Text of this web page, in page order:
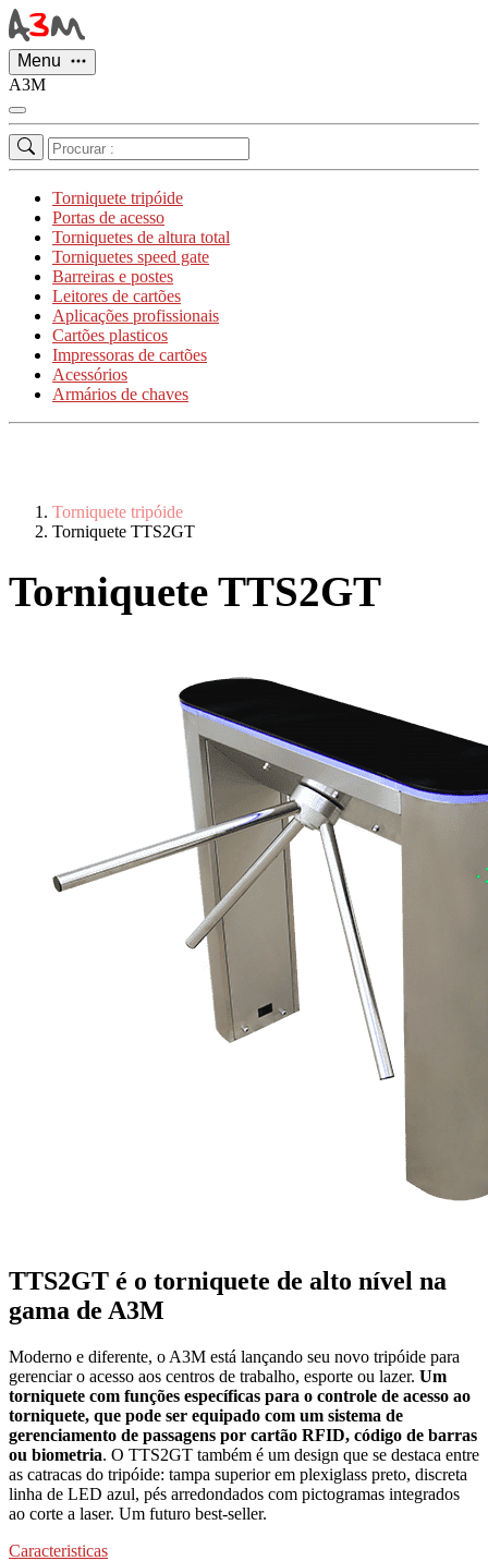
Menu
A3M
Torniquete tripóide
Portas de acesso
Torniquetes de altura total
Torniquetes speed gate
Barreiras e postes
Leitores de cartões
Aplicações profissionais
Cartões plasticos
Impressoras de cartões
Acessórios
Armários de chaves
Torniquete tripóide
Torniquete TTS2GT
Torniquete TTS2GT
TTS2GT é o torniquete de alto nível na
gama de A3M
Moderno e diferente, o A3M está lançando seu novo tripóide para
gerenciar o acesso aos centros de trabalho, esporte ou lazer. Um
torniquete com funções específicas para o controle de acesso ao
torniquete, que pode ser equipado com um sistema de
gerenciamento de passagens por cartão RFID, código de barras
ou biometria. O TTS2GT também é um design que se destaca entre
as catracas do tripóide: tampa superior em plexiglass preto, discreta
linha de LED azul, pés arredondados com pictogramas integrados
ao corte a laser. Um futuro best-seller.
Caracteristicas
Painel de Gerenciamento de Cookies